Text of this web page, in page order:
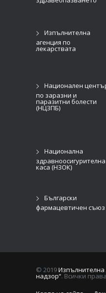
Изпълнителна
агенция по
лекарствата
Национален
по заразни и
паразитни болести
(НЦЗПБ)
Национална
здравноосигурителна
каса (НЗОК)
Български
фармацевтичен съюз
© 2019Изпълнителна
надзор“. Всички